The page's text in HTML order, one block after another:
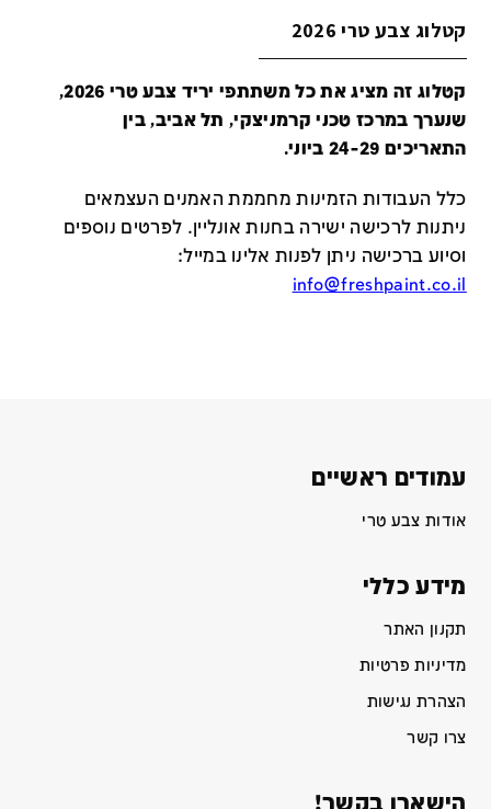
קטלוג צבע טרי 2026
קטלוג זה מציג את כל משתתפי יריד צבע טרי 2026,
שנערך במרכז טכני קרמניצקי, תל אביב, בין
התאריכים 24-29 ביוני.
כלל העבודות הזמינות מחממת האמנים העצמאים
ניתנות לרכישה ישירה בחנות אונליין. לפרטים נוספים
וסיוע ברכישה ניתן לפנות אלינו במייל:
info@freshpaint.co.il
עמודים ראשיים
אודות צבע טרי
מידע כללי
תקנון האתר
מדיניות פרטיות
הצהרת נגישות
צרו קשר
הישארו בקשר!